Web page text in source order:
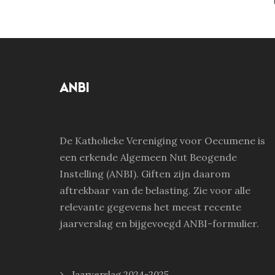
ANBI
De Katholieke Vereniging voor Oecumene is
een erkende Algemeen Nut Beogende
Instelling (ANBI). Giften zijn daarom
aftrekbaar van de belasting. Zie voor alle
relevante gegevens het meest recente
jaarverslag en bijgevoegd ANBI-formulier.